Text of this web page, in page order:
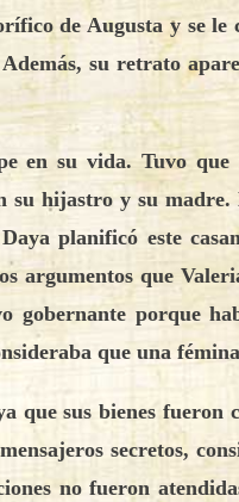
de Augusta y se le
su retrato
en su vida. Tuvo
su hijastro y su
planificó este
argumentos que
gobernante porque
que una
que sus bienes
secretos,
no fueron